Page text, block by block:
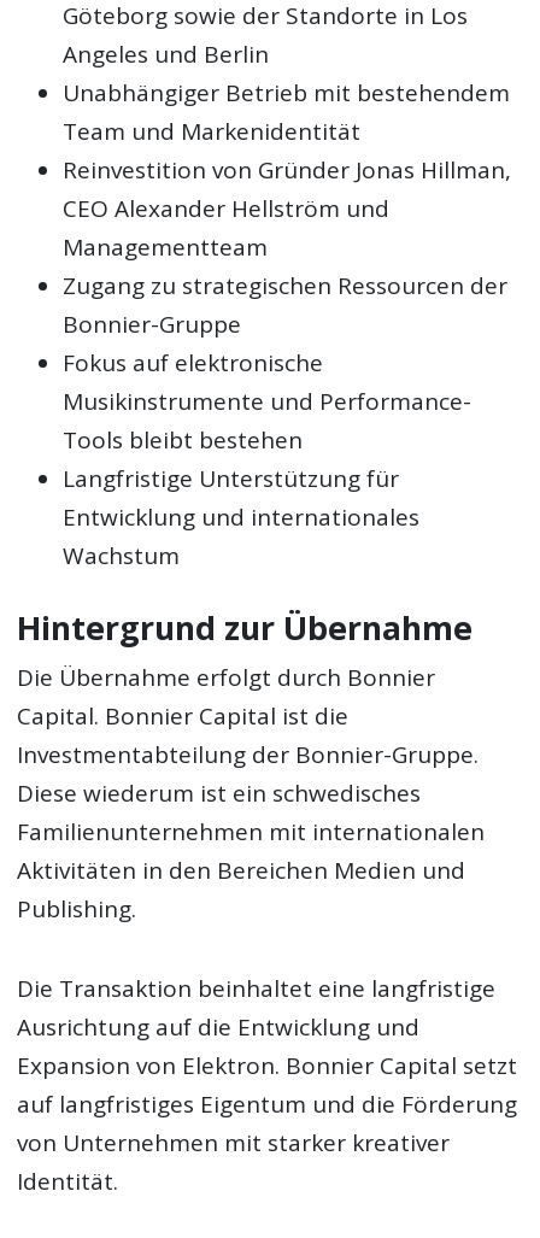
Göteborg sowie der Standorte in Los
Angeles und Berlin
Unabhängiger Betrieb mit bestehendem
Team und Markenidentität
Reinvestition von Gründer Jonas Hillman,
CEO Alexander Hellström und
Managementteam
Zugang zu strategischen Ressourcen der
Bonnier-Gruppe
Fokus auf elektronische
Musikinstrumente und Performance-
Tools bleibt bestehen
Langfristige Unterstützung für
Entwicklung und internationales
Wachstum
Hintergrund zur Übernahme
Die Übernahme erfolgt durch Bonnier
Capital. Bonnier Capital ist die
Investmentabteilung der Bonnier-Gruppe.
Diese wiederum ist ein schwedisches
Familienunternehmen mit internationalen
Aktivitäten in den Bereichen Medien und
Publishing.
Die Transaktion beinhaltet eine langfristige
Ausrichtung auf die Entwicklung und
Expansion von Elektron. Bonnier Capital setzt
auf langfristiges Eigentum und die Förderung
von Unternehmen mit starker kreativer
Identität.